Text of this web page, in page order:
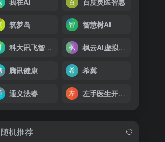
筑梦岛 智慧树AI
科大讯飞智慧教育 枫云AI虚拟伙伴探索版
腾讯健康 希冀
通义法睿 左手医生开放平台
随机推荐